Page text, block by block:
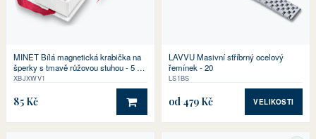
MINET Bílá magnetická krabička na
šperky s tmavě růžovou stuhou - 5 x 5
x 3 cm
XBJXWV1
85 Kč DO KOŠÍKU
LAVVU Masivní stříbrný ocelový
řemínek - 20
LS1BS
od 479 Kč VELIKOSTI